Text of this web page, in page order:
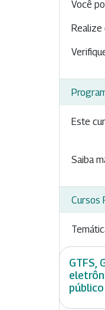
Você
Realize
Este
Saiba
Cursos
GTFS,